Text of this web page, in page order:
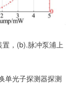
脉冲泵浦上
测器探测